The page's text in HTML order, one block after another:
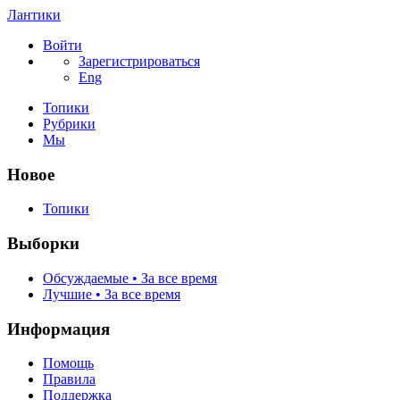
Лантики
Войти
Зарегистрироваться
Eng
Топики
Рубрики
Мы
Новое
Топики
Выборки
Обсуждаемые • За все время
Лучшие • За все время
Информация
Помощь
Правила
Поддержка